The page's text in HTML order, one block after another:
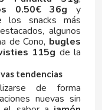
0.50€ 36g y
los snacks más
algunos
de Cono, bugles
115g de la
tendencias
de forma
nuevas sin